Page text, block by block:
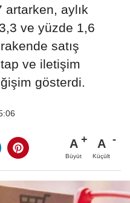
artarken, aylık
ve yüzde 1,6
satış
ve iletişim
gösterdi.
A
Büyüt
A
Küçült